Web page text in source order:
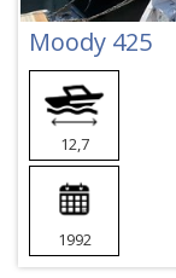
Moody 425
12,7
1992